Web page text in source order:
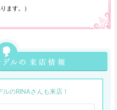
ます。）
のRINAさんも来店！